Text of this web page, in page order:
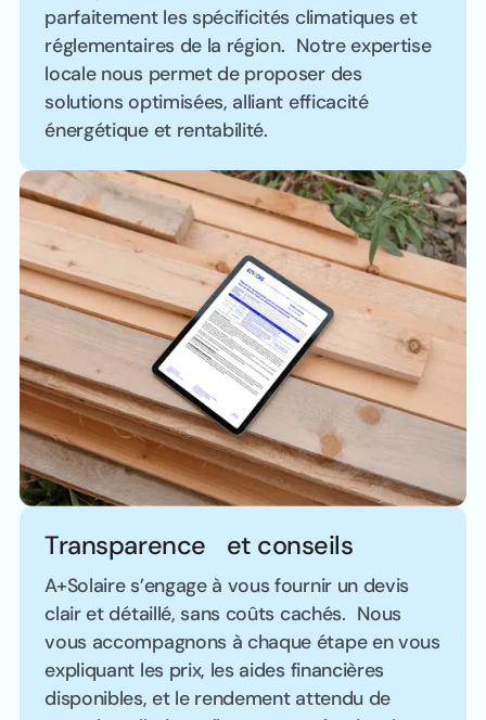
parfaitement les spécificités climatiques et
réglementaires de la région. Notre expertise
locale nous permet de proposer des
solutions optimisées, alliant efficacité
énergétique et rentabilité.
Transparence et conseils
A+Solaire s’engage à vous fournir un devis
clair et détaillé, sans coûts cachés. Nous
vous accompagnons à chaque étape en vous
expliquant les prix, les aides financières
disponibles, et le rendement attendu de